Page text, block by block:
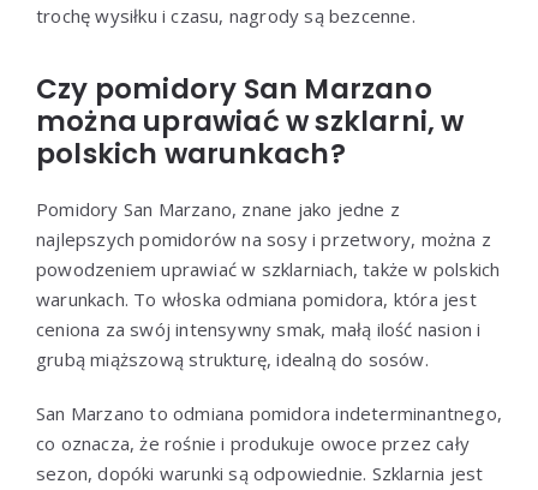
trochę wysiłku i czasu, nagrody są bezcenne.
Czy pomidory San Marzano
można uprawiać w szklarni, w
polskich warunkach?
Pomidory San Marzano, znane jako jedne z
najlepszych pomidorów na sosy i przetwory, można z
powodzeniem uprawiać w szklarniach, także w polskich
warunkach. To włoska odmiana pomidora, która jest
ceniona za swój intensywny smak, małą ilość nasion i
grubą miąższową strukturę, idealną do sosów.
San Marzano to odmiana pomidora indeterminantnego,
co oznacza, że rośnie i produkuje owoce przez cały
sezon, dopóki warunki są odpowiednie. Szklarnia jest